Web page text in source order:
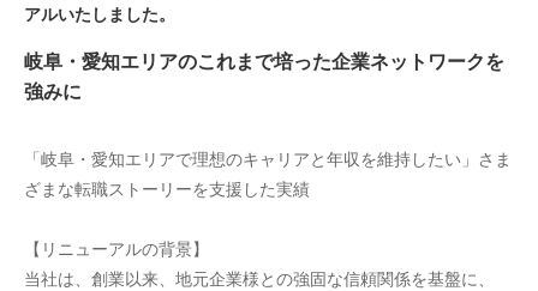
アルいたしました。
岐阜・愛知エリアのこれまで培った企業ネットワークを
強みに
「岐阜・愛知エリアで理想のキャリアと年収を維持したい」さま
ざまな転職ストーリーを支援した実績
【リニューアルの背景】
当社は、創業以来、地元企業様との強固な信頼関係を基盤に、